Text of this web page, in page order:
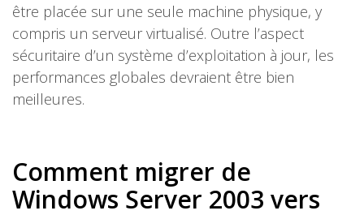
être placée sur une seule machine physique, y
compris un serveur virtualisé. Outre l’aspect
sécuritaire d’un système d’exploitation à jour, les
performances globales devraient être bien
meilleures.
Comment migrer de
Windows Server 2003 vers